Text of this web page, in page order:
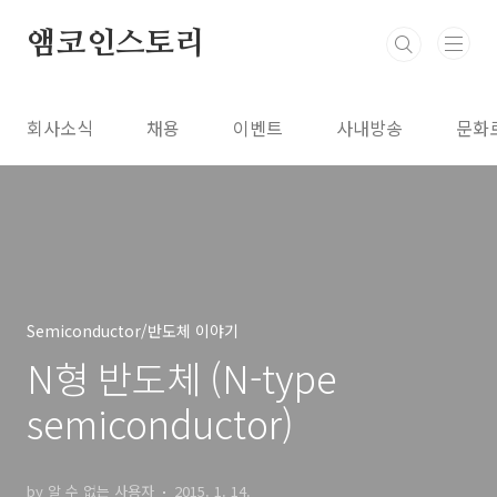
앰코인스토리
회사소식 채용 이벤트 사내방송 문화
Semiconductor/반도체 이야기
N형 반도체 (N-type
semiconductor)
by 알 수 없는 사용자 2015. 1. 14.